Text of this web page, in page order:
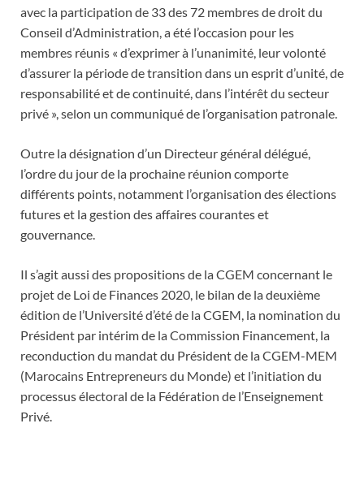
avec la participation de 33 des 72 membres de droit du
Conseil d’Administration, a été l’occasion pour les
membres réunis « d’exprimer à l’unanimité, leur volonté
d’assurer la période de transition dans un esprit d’unité, de
responsabilité et de continuité, dans l’intérêt du secteur
privé », selon un communiqué de l’organisation patronale.
Outre la désignation d’un Directeur général délégué,
l’ordre du jour de la prochaine réunion comporte
différents points, notamment l’organisation des élections
futures et la gestion des affaires courantes et
gouvernance.
Il s’agit aussi des propositions de la CGEM concernant le
projet de Loi de Finances 2020, le bilan de la deuxième
édition de l’Université d’été de la CGEM, la nomination du
Président par intérim de la Commission Financement, la
reconduction du mandat du Président de la CGEM-MEM
(Marocains Entrepreneurs du Monde) et l’initiation du
processus électoral de la Fédération de l’Enseignement
Privé.